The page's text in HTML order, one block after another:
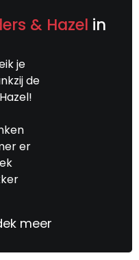
& Hazel in
je
de
er
meer